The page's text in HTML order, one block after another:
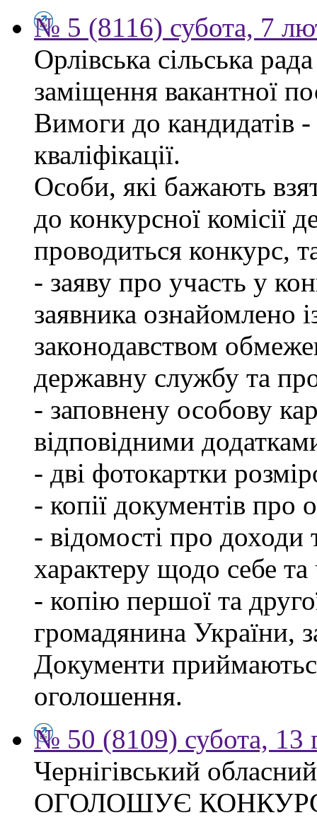
№ 5 (8116) субота, 7
Орлівська сільська
заміщення вакантної
Вимоги до кандидатів -
кваліфікації.
Особи, які бажають
до конкурсної комісії
проводиться конкурс,
- заяву про участь у
заявника ознайомлено
законодавством
державну службу та
- заповнену особову
відповідними
- дві фотокартки
- копії документів про
- відомості про доходи
характеру щодо себе та
- копію першої та
громадянина України,
Документи
оголошення.
№ 50 (8109) субота, 13
Чернігівський
ОГОЛОШУЄ